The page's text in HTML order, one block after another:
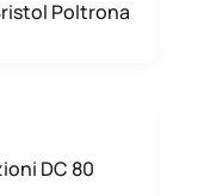
Poltrona
DC 80